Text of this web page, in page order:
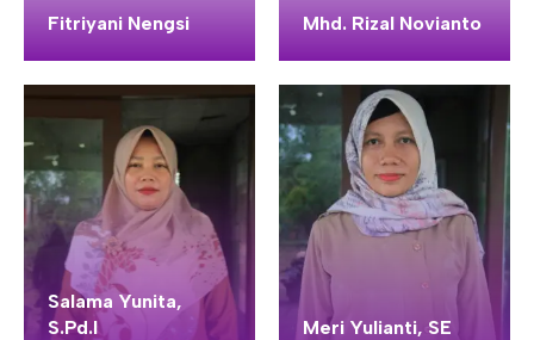
Fitriyani Nengsi Mhd. Rizal Novianto
Salama Yunita,
S.Pd.I
Meri Yulianti, SE